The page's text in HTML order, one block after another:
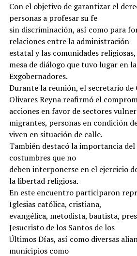
Con el objetivo de garantizar el
personas a profesar su fe
sin discriminación, así como para
relaciones entre la administración
estatal y las comunidades
mesa de diálogo que tuvo lugar en
Exgobernadores.
Durante la reunión, el secretario de
Olivares Reyna reafirmó el
acciones en favor de sectores
migrantes, personas en condición
viven en situación de calle.
También destacó la importancia del
costumbres que no
deben interponerse en el ejercicio
la libertad religiosa.
En este encuentro participaron
Iglesias católica, cristiana,
evangélica, metodista, bautista,
Jesucristo de los Santos de los
Últimos Días, así como diversas
municipios como